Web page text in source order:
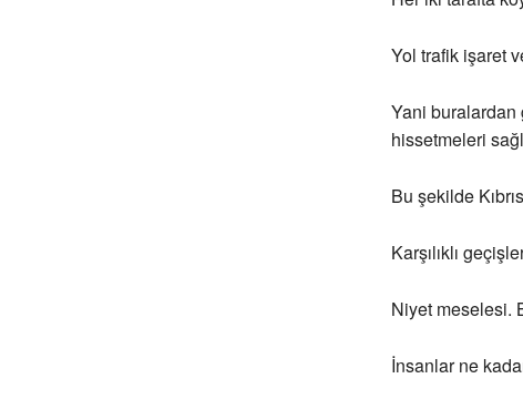
Yol trafik işaret
Yani buralardan
hissetmeleri
Bu şekilde
Karşılıklı
Niyet meselesi.
İnsanlar ne